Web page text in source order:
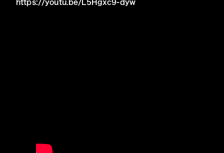
https://youtu.be/L5Hgxc9-dyw